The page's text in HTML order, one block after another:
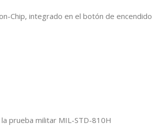
Chip, integrado en el botón de encendido
prueba militar MIL-STD-810H